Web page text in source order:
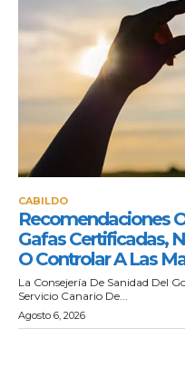
CABILDO
Recomendaciones
Gafas Certificadas,
O Controlar A Las
La Consejería De Sanidad Del
Servicio Canario De...
Agosto 6, 2026